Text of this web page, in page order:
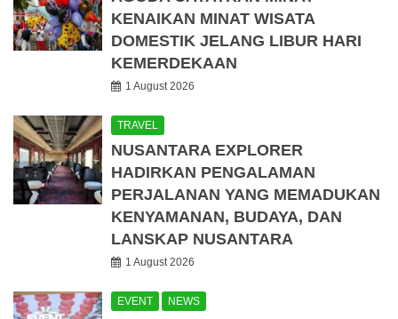
KENAIKAN MINAT WISATA
DOMESTIK JELANG LIBUR HARI
KEMERDEKAAN
1 August 2026
TRAVEL
NUSANTARA EXPLORER
HADIRKAN PENGALAMAN
PERJALANAN YANG MEMADUKAN
KENYAMANAN, BUDAYA, DAN
LANSKAP NUSANTARA
1 August 2026
EVENT NEWS